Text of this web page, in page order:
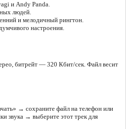
и Andy Panda.
людей.
и мелодичный рингтон.
настроения.
битрейт — 320 Кбит/сек. Файл весит
→ сохраните файл на телефон или
звука → выберите этот трек для